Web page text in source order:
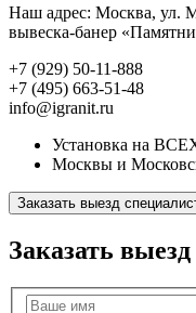
Наш адрес: Москва, ул.
вывеска-банер
+7 (929) 50-11-888
+7 (495) 663-51-48
info@igranit.ru
Установка на
Москвы и
Заказать выезд
Заказать